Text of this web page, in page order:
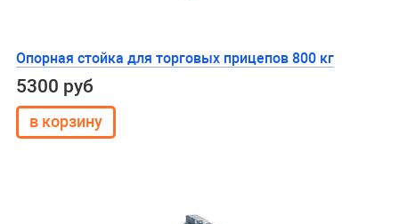
Опорная стойка для торговых прицепов 800 кг
5300 руб